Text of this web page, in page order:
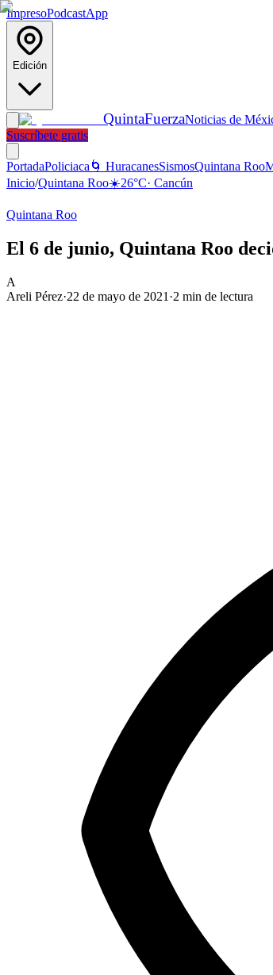
ImpresoPodcastApp
Edición
QuintaFuerzaNoticias de
Suscríbete gratis
PortadaPoliciaca 🌀 HuracanesSismosQuintana Roo
Inicio/Quintana Roo☀️26°C· Cancún
Quintana Roo
El 6 de junio, Quintana Roo
A
Areli Pérez·22 de mayo de 2021 ·2 min de lectura